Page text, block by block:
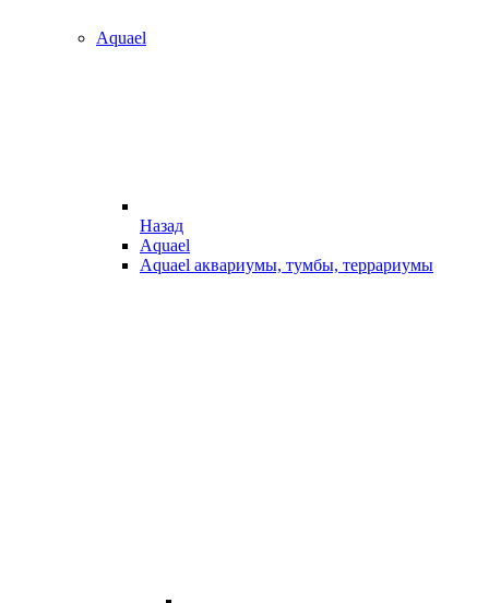
Aquael
Назад
Aquael
Aquael аквариумы, тумбы, террариумы